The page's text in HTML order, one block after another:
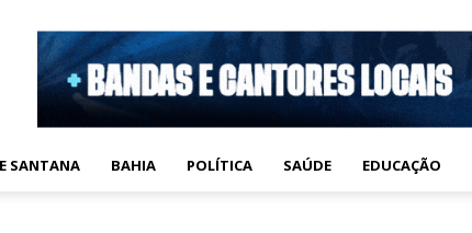
SANTANA BAHIA POLÍTICA SAÚDE EDUCAÇÃO